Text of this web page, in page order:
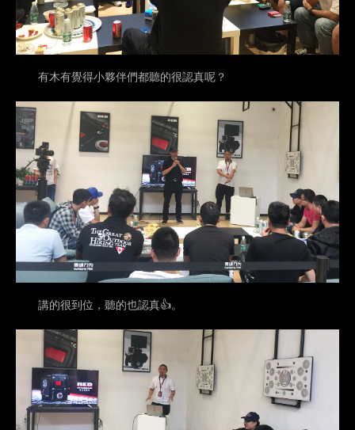
有木有覺得小夥伴們都聽的很認真呢？
講的很到位，聽的也認真👍。